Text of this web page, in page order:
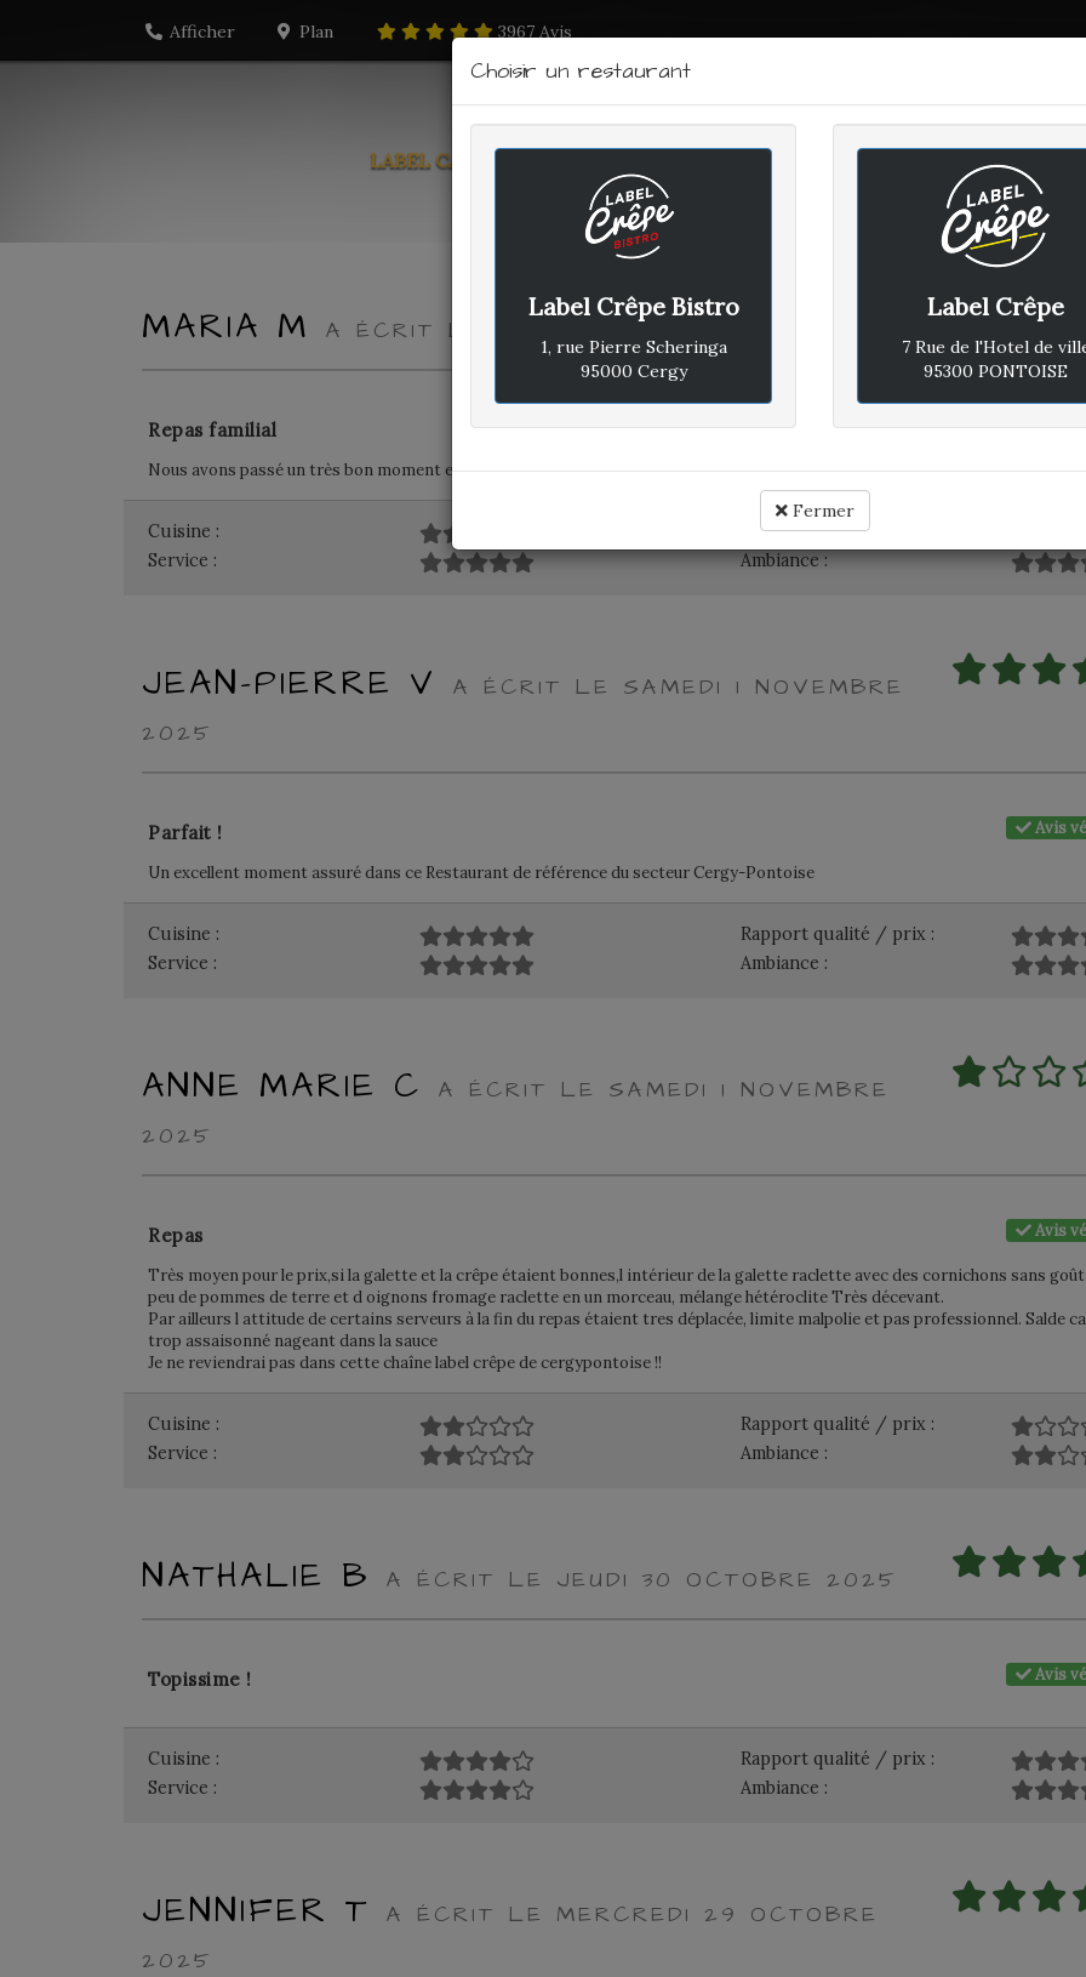
Afficher Plan 3967 Avis
LABEL CRÊPE - BISTRO
LABEL CARTE CONTACTEZ-
MARIA M A ÉCRIT LE DIMANCHE 2 NOVEMBRE 2025
Avis
Repas familial
Nous avons passé un très bon moment ensemble en famille, le repas était très bon
Cuisine :
Rapport qualité / prix :
Service :
Ambiance :
JEAN-PIERRE V
A ÉCRIT LE SAMEDI 1 NOVEMBRE
2025
Avis
Parfait !
Un excellent moment assuré dans ce Restaurant de référence du secteur Cergy-Pontoise
Cuisine :
Rapport qualité / prix :
Service :
Ambiance :
ANNE MARIE C
A ÉCRIT LE SAMEDI 1 NOVEMBRE
2025
Avis
Repas
Très moyen pour le prix,si la galette et la crêpe étaient bonnes,l intérieur de la galette raclette avec des cornichons sans
peu de pommes de terre et d oignons fromage raclette en un morceau, mélange hétéroclite Très décevant.
Par ailleurs l attitude de certains serveurs à la fin du repas étaient tres déplacée, limite malpolie et pas professionnel. Salde
trop assaisonné nageant dans la sauce
Je ne reviendrai pas dans cette chaîne label crêpe de cergypontoise !!
Cuisine :
Rapport qualité / prix :
Service :
Ambiance :
NATHALIE B A ÉCRIT LE JEUDI 30 OCTOBRE 2025
Avis
Topissime !
Cuisine :
Rapport qualité / prix :
Service :
Ambiance :
JENNIFER T
A ÉCRIT LE MERCREDI 29 OCTOBRE
2025
Choisir un restaurant
Label Crêpe Bistro
1, rue Pierre Scheringa
95000 Cergy
Label Crêpe
7 Rue de l'Hotel de
95300 PONTOISE
Fermer